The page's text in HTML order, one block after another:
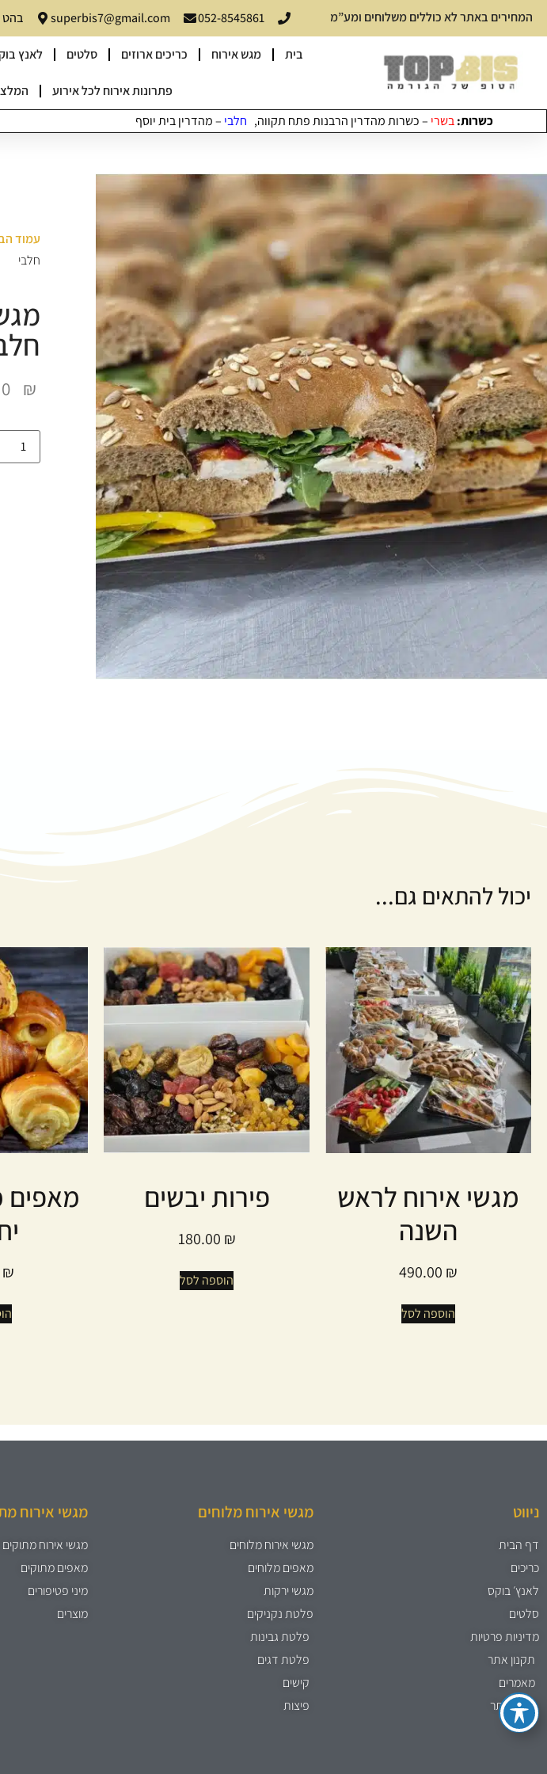
המחירים באתר לא כוללים משלוחים ומע”מ 052-8545861
superbis7@gmail.com בהט 6 פתח תקוה
בית מגש אירוח כריכים ארוזים סלטים לאנץ
פתרונות אירוח לכל אירוע
כשרות:בשרי – כשרות מהדרין הרבנות פתח תקווה, חלבי – מהדרין בית יוסף
עמוד
חלבי
₪
יכול להתאים גם...
מגשי אירוח לראש
השנה
490.00 ₪
הוספה לסל
פירות יבשים
180.00 ₪
הוספה לסל ₪
ניווט
דף הבית
כריכים
לאנץ׳ בוקס
סלטים
מדיניות פרטיות
תקנון אתר
מאמרים
מפת אתר
מגשי אירוח מלוחים
מגשי אירוח מלוחים
מאפים מלוחים
מגשי ירקות
פלטת נקניקים
פלטת גבינות
פלטת דגים
קישים
פיצות
מגשי אירוח
מגשי אירוח מתוקים
מאפים מתוקים
מיני פטיפורים
מוצרים